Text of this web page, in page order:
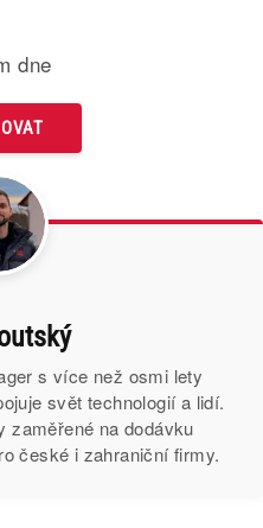
dne
s více než osmi lety
svět technologií a lidí.
zaměřené na dodávku
české i zahraniční firmy.